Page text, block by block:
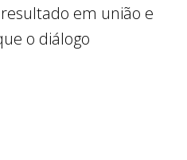
em união e
o diálogo